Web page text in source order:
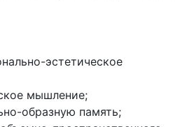
эстетическое
мышление;
образную память;